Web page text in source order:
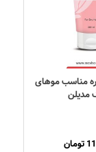
مناسب موهای